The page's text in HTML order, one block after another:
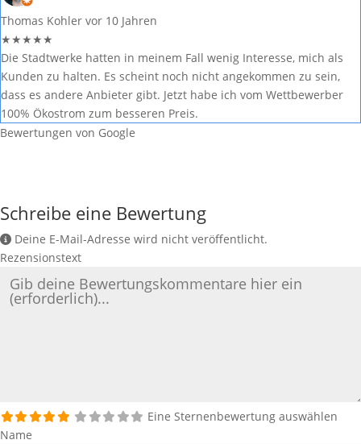
Thomas Kohler vor 10 Jahren
★★★★★
Die Stadtwerke hatten in meinem Fall wenig Interesse, mich als
Kunden zu halten. Es scheint noch nicht angekommen zu sein,
dass es andere Anbieter gibt. Jetzt habe ich vom Wettbewerber
100% Ökostrom zum besseren Preis.
Bewertungen von Google
Schreibe eine Bewertung
Deine E-Mail-Adresse wird nicht veröffentlicht.
Rezensionstext
Eine Sternenbewertung auswählen
Name